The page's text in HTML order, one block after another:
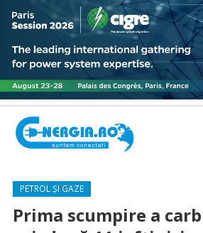
PETROL ȘI GAZE
Prima scumpire a